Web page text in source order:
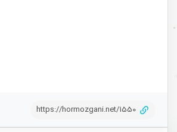
https://hormozgani.net/1550